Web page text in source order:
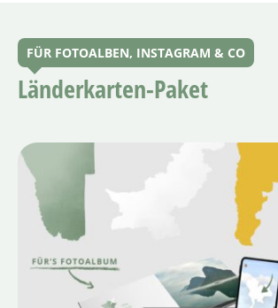
FÜR FOTOALBEN, INSTAGRAM & CO
Länderkarten-Paket